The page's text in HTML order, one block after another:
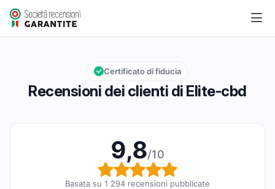
Elite-cbd
Valutazione globale: 9,8 su 10
9,8/10
Recensioni dei clienti di Elite-cbd
Certificato di fiducia
9,8/10
Valutazione globale:
Basata su 1 294 recensioni pubblicate